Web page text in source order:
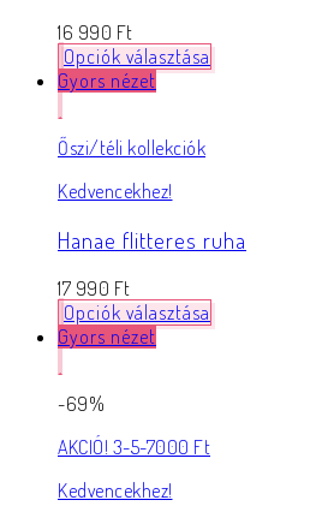
16 990 Ft
Opciók választása
Gyors nézet
Őszi/téli kollekciók
Kedvencekhez!
Hanae flitteres ruha
17 990 Ft
Opciók választása
Gyors nézet
-69%
AKCIÓ! 3-5-7000 Ft
Kedvencekhez!